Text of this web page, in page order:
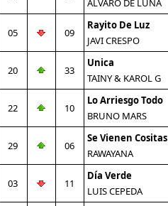
ALVARO DE LUNA
05 09
Rayito De Luz
JAVI CRESPO
20 33
Unica
TAINY & KAROL G
22 10
Lo Arriesgo Todo
BRUNO MARS
29 06
Se Vienen Cositas
RAWAYANA
03 11
Día Verde
LUIS CEPEDA